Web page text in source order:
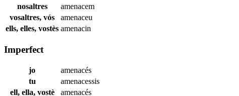
nosaltres
amenacem
vosaltres, vós
amenaceu
ells, elles, vostès amenacin
Imperfect
jo
amenacés
tu
amenacessis
ell, ella, vostè
amenacés